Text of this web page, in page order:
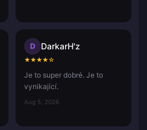
D DarkarH'z
★★★★☆
Je to super dobré. Je to
vynikající.
Aug 5, 2026